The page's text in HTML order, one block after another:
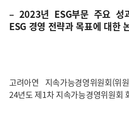
– 2023년 ESG부문 주요 성
ESG 경영 전략과 목표에 대한
고려아연 지속가능경영위원회(
24년도 제1차 지속가능경영위원회